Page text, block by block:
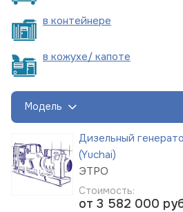
в контейнере
в кожухе/ капоте
Модель
Дизельный
(Yuchai)
ЭТРО
Стоимость:
от 3 582 000